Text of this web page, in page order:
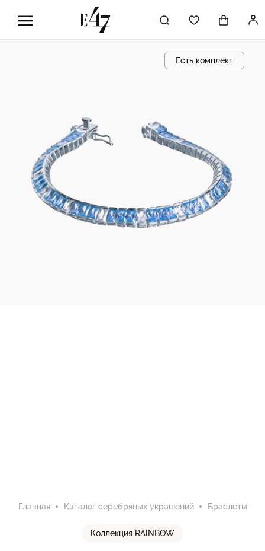
Есть комплект
Главная Каталог серебряных украшений Браслеты
Коллекция RAINBOW